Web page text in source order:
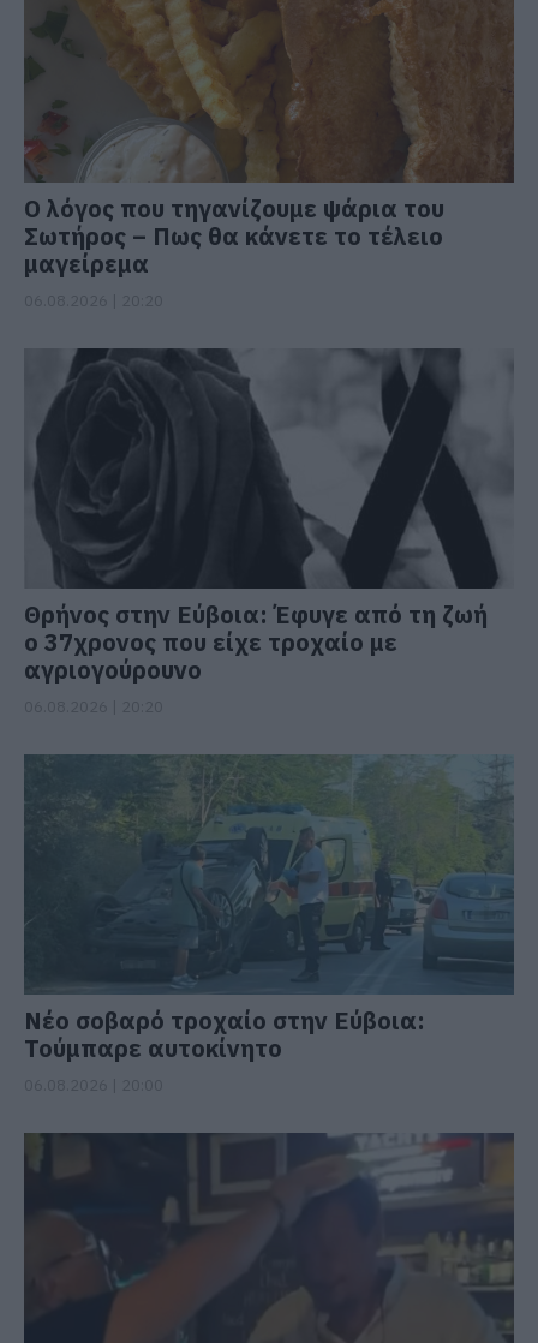
Ο λόγος που τηγανίζουμε ψάρια του
Σωτήρος – Πως θα κάνετε το τέλειο
μαγείρεμα
Θρήνος στην Εύβοια: Έφυγε από τη ζωή
ο 37χρονος που είχε τροχαίο με
αγριογούρουνο
Νέο σοβαρό τροχαίο στην Εύβοια:
Τούμπαρε αυτοκίνητο